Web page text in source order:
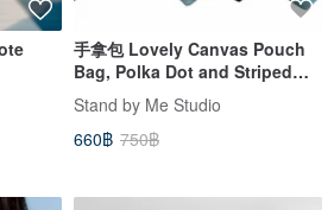
手拿包 Lovely Canvas Pouch
Bag, Polka Dot and Striped
Design 化妝包 /收納袋
Stand by Me Studio
660฿ 750฿